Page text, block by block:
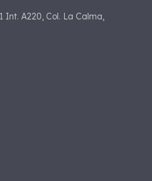
Int. A220, Col. La Calma,